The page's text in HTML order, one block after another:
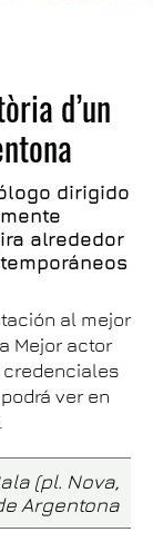
d’un
dirigido
alrededor
al mejor
Mejor actor
credenciales
ver en
(pl. Nova,
Argentona